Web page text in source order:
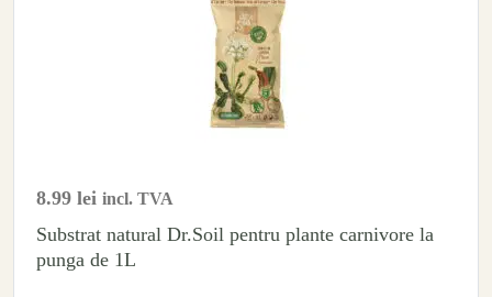
8.99 lei incl. TVA
Substrat natural Dr.Soil pentru plante carnivore la
punga de 1L